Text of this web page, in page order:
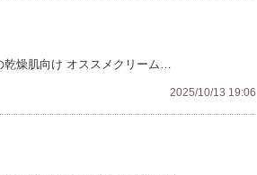
乾燥肌向け オススメクリーム…
2025/10/13 19:06